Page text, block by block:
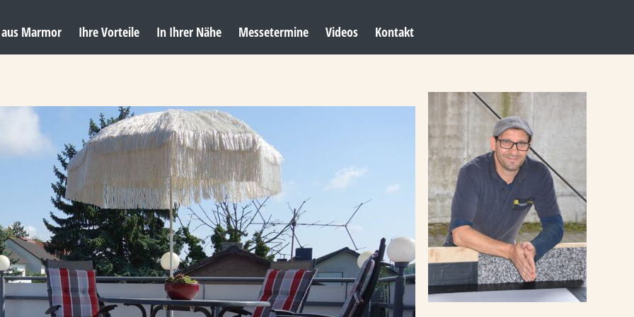
Marmor Ihre Vorteile In Ihrer Nähe Messetermine Videos Kontakt